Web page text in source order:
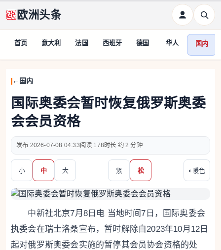
欧洲头条
首页 意大利 法国 西班牙 德国 华人 国内
国内
国际奥委会暂时恢复俄罗斯奥委
会会员资格
2026-07-08 04:33 178 约 2 分钟
小 中 大 紧 松 ◐ 暖色
中新社北京7月8日电 当地时间7日，国际奥委会
执委会在瑞士洛桑宣布，暂时解除自2023年10月12日
起对俄罗斯奥委会实施的暂停其会员协会资格的处